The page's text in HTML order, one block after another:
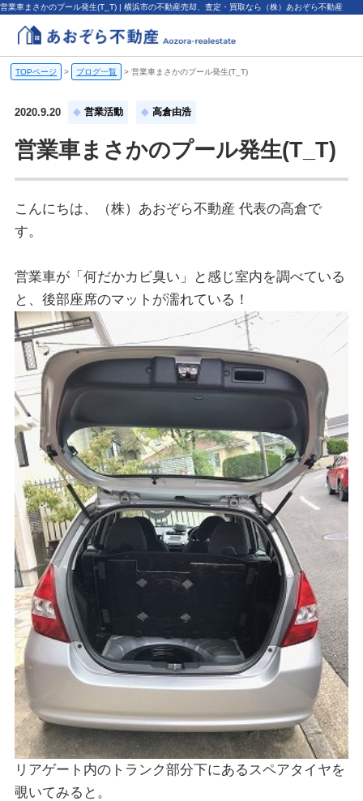
営業車まさかのプール発生(T_T) | 横浜市の不動産売却、査定・買取なら（株）あおぞら不動産
TOPページ > ブログ一覧 > 営業車まさかのプール発生(T_T)
2020.9.20 営業活動 高倉由浩
営業車まさかのプール発生(T_T)
こんにちは、（株）あおぞら不動産 代表の高倉で
す。
営業車が「何だかカビ臭い」と感じ室内を調べている
と、後部座席のマットが濡れている！
リアゲート内のトランク部分下にあるスペアタイヤを
覗いてみると。